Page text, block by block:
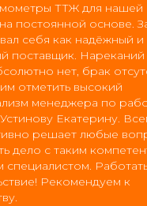
ТТЖ для нашей
постоянной основе.
себя как надёжный и
поставщик. Нареканий
нет, брак
отметить высокий
менеджера по
Екатерину.
решает любые
дело с таким
специалистом.
Рекомендуем к